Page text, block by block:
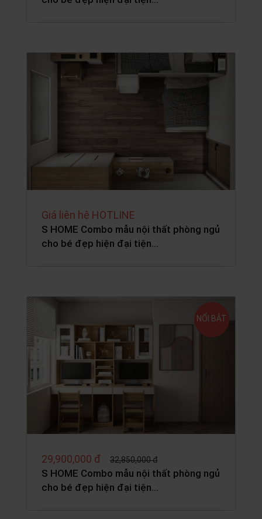
Giá liên hệ HOTLINE
S HOME Combo mẫu nội thất phòng ngủ
cho bé đẹp hiện đại tiện…
NỔI BẬT
29,900,000 đ 32,850,000 đ
S HOME Combo mẫu nội thất phòng ngủ
cho bé đẹp hiện đại tiện…